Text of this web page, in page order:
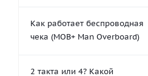
Как работает беспроводная
чека (MOB+ Man Overboard)
2 такта или 4? Какой